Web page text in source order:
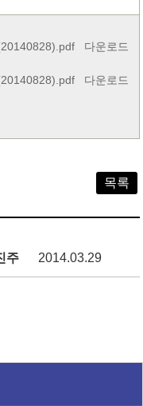
다운로드
다운로드
목록
주 2014.03.29